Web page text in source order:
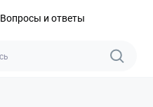
Вопросы и ответы